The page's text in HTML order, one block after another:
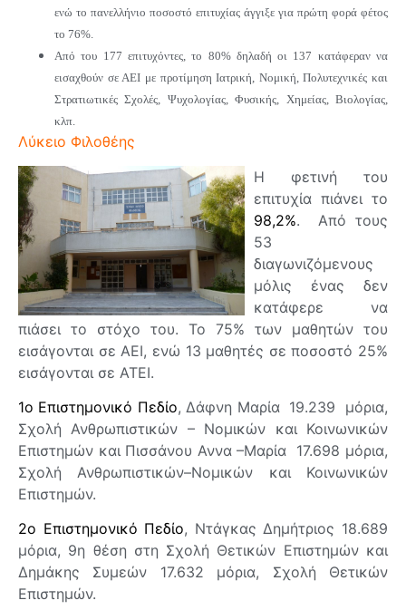
ενώ το πανελλήνιο ποσοστό επιτυχίας άγγιξε για πρώτη φορά φέτος
το 76%.
Από του 177 επιτυχόντες, το 80% δηλαδή οι 137 κατάφεραν να
εισαχθούν σε ΑΕΙ με προτίμηση Ιατρική, Νομική, Πολυτεχνικές και
Στρατιωτικές Σχολές, Ψυχολογίας, Φυσικής, Χημείας, Βιολογίας,
κλπ.
Λύκειο Φιλοθέης
Η φετινή του
επιτυχία πιάνει το
98,2%. Από τους
53
διαγωνιζόμενους
μόλις ένας δεν
κατάφερε να
πιάσει το στόχο του. Το 75% των μαθητών του
εισάγονται σε ΑΕΙ, ενώ 13 μαθητές σε ποσοστό 25%
εισάγονται σε ΑΤΕΙ.
1ο Επιστημονικό Πεδίο, Δάφνη Μαρία 19.239 μόρια,
Σχολή Ανθρωπιστικών – Νομικών και Κοινωνικών
Επιστημών και Πισσάνου Αννα –Μαρία 17.698 μόρια,
Σχολή Ανθρωπιστικών–Νομικών και Κοινωνικών
Επιστημών.
2ο Επιστημονικό Πεδίο, Ντάγκας Δημήτριος 18.689
μόρια, 9η θέση στη Σχολή Θετικών Επιστημών και
Δημάκης Συμεών 17.632 μόρια, Σχολή Θετικών
Επιστημών.